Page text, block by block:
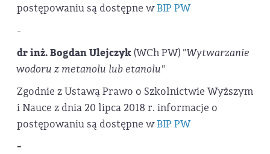
postępowaniu są dostępne wBIP PW
-
dr inż. Bogdan Ulejczyk(WCh PW) "Wytwarzanie
wodoru z metanolu lub etanolu"
Zgodnie z Ustawą Prawo o Szkolnictwie Wyższym
i Nauce z dnia 20 lipca 2018 r. informacje o
postępowaniu są dostępne wBIP PW
-